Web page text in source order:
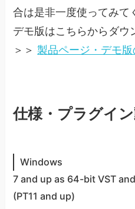
合は是非一度使ってみて
デモ版はこちらからダ
＞＞ 製品ページ・デモ
仕様・プラグイ
Windows
7 and up as 64-bit VST
(PT11 and up)